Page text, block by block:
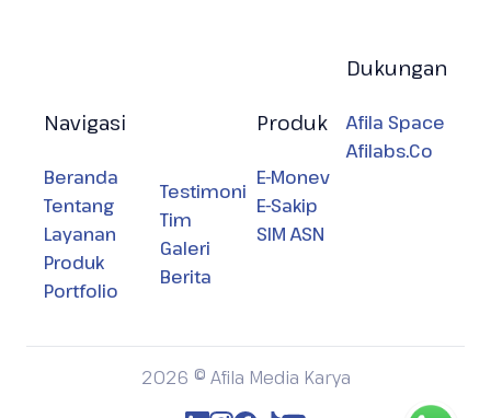
Navigasi
Beranda
Tentang
Layanan
Produk
Portfolio
Testimoni
Tim
Galeri
Berita
Produk
E-Monev
E-Sakip
SIM ASN
Dukungan
Afila Space
Afilabs.Co
2026 © Afila Media Karya